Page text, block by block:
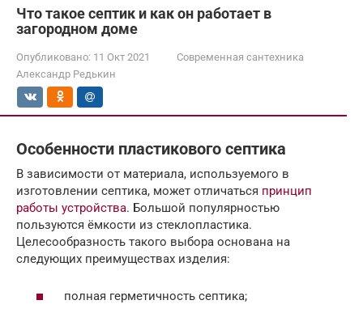
Что такое септик и как он работает в
загородном доме
Опубликовано: 11 Окт 2021
Современная сантехника
Александр Редькин
Особенности пластикового септика
В зависимости от материала, используемого в
изготовлении септика, может отличаться принцип
работы устройства. Большой популярностью
пользуются ёмкости из стеклопластика.
Целесообразность такого выбора основана на
следующих преимуществах изделия:
полная герметичность септика;